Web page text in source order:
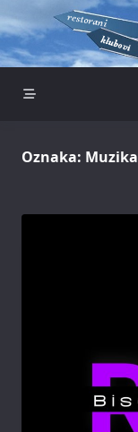
to
content
Oznaka: Muzika